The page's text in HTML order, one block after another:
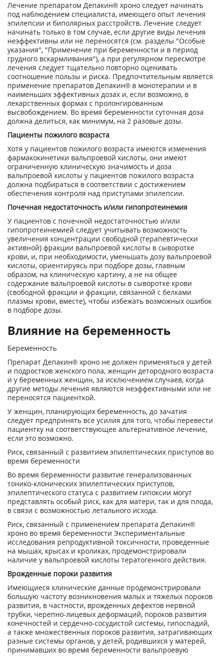
Лечение препаратом Депакин® хроно следует начинать
под наблюдением специалиста, имеющего опыт лечения
эпилепсии и биполярных расстройств. Лечение следует
начинать только в том случае, если другие виды лечения
неэффективны или не переносятся (см. разделы "Особые
указания", "Применение при беременности и в период
грудного вскармливания"), а при регулярном пересмотре
лечения следует тщательно повторно оценивать
соотношение пользы и риска. Предпочтительным является
применение препаратов Депакин® в монотерапии и в
наименьших эффективных дозах и, если возможно, в
лекарственных формах с пролонгированным
высвобождением. Во время беременности суточная доза
должна делиться, как минимум, на 2 разовые дозы.
Пациенты пожилого возраста
Хотя у пациентов пожилого возраста имеются изменения
фармакокинетики вальпроевой кислоты, они имеют
ограниченную клиническую значимость и доза
вальпроевой кислоты у пациентов пожилого возраста
должна подбираться в соответствии с достижением
обеспечения контроля над приступами эпилепсии.
Почечная недостаточность и/или гипопротеинемия
У пациентов с почечной недостаточностью и/или
гипопротеинемией следует учитывать возможность
увеличения концентрации свободной (терапевтически
активной) фракции вальпроевой кислоты в сыворотке
крови, и, при необходимости, уменьшать дозу вальпроевой
кислоты, ориентируясь при подборе дозы, главным
образом, на клиническую картину, а не на общее
содержание вальпроевой кислоты в сыворотке крови
(свободной фракции и фракции, связанной с белками
плазмы крови, вместе), чтобы избежать возможных ошибок
в подборе дозы.
Влияние на беременность
Беременность
Препарат Депакин® хроно не должен применяться у детей
и подростков женского пола, женщин детородного возраста
и у беременных женщин, за исключением случаев, когда
другие методы лечения являются неэффективными или не
переносятся пациенткой.
У женщин, планирующих беременность, до зачатия
следует предпринять все усилия для того, чтобы перевести
пациентку на соответствующее альтернативное лечение,
если это возможно.
Риск, связанный с развитием эпилептических приступов во
время беременности
Во время беременности развитие генерализованных
тонико-клонических эпилептических приступов,
эпилептического статуса с развитием гипоксии могут
представлять особый риск, как для матери, так и для плода,
в связи с возможностью летального исхода.
Риск, связанный с применением препарата Депакин®
хроно во время беременности Экспериментальные
исследования репродуктивной токсичности, проведенные
на мышах, крысах и кроликах, продемонстрировали
наличие у вальпроевой кислоты тератогенного действия.
Врожденные пороки развития
Имеющиеся клинические данные продемонстрировали
большую частоту возникновения малых и тяжелых пороков
развития, в частности, врожденных дефектов нервной
трубки, черепно-лицевых деформаций, пороков развития
конечностей и сердечно-сосудистой системы, гипоспадий,
а также множественных пороков развития, затрагивающих
разные системы органов, у детей, родившихся у матерей,
принимавших во время беременности вальпроевую